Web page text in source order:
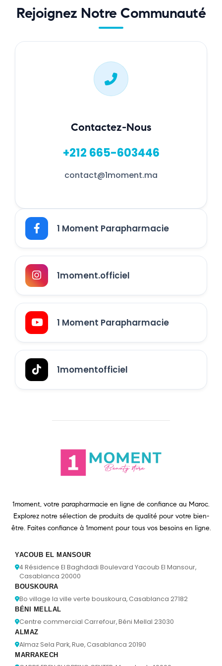
Rejoignez Notre Communauté
Contactez-Nous
+212 665-603446
contact@1moment.ma
1 Moment Parapharmacie
1moment.officiel
1 Moment Parapharmacie
1momentofficiel
1moment, votre parapharmacie en ligne de confiance au Maroc.
Explorez notre sélection de produits de qualité pour votre bien-
être. Faites confiance à 1moment pour tous vos besoins en ligne.
YACOUB EL MANSOUR
4 Résidence El Baghdadi Boulevard Yacoub El Mansour,
Casablanca 20000
BOUSKOURA
Bo village la ville verte bouskoura, Casablanca 27182
BÉNI MELLAL
Centre commercial Carrefour, Béni Mellal 23030
ALMAZ
Almaz Sela Park, Rue, Casablanca 20190
MARRAKECH